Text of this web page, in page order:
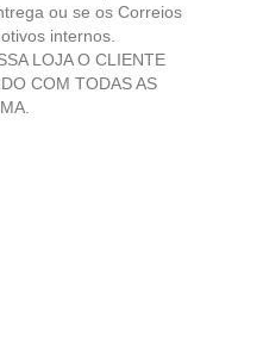
ou se os Correios
internos.
LOJA O CLIENTE
COM TODAS AS